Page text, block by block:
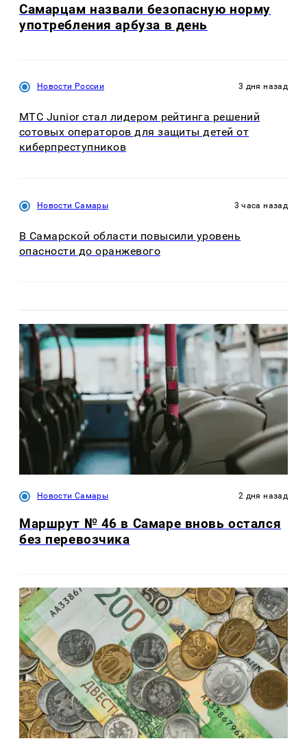
Самарцам назвали безопасную норму
употребления арбуза в день
Новости России 3 дня назад
МТС Junior стал лидером рейтинга решений
сотовых операторов для защиты детей от
киберпреступников
Новости Самары 3 часа назад
В Самарской области повысили уровень
опасности до оранжевого
Новости Самары 2 дня назад
Маршрут № 46 в Самаре вновь остался
без перевозчика